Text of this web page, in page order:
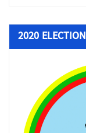
2020 ELECTION